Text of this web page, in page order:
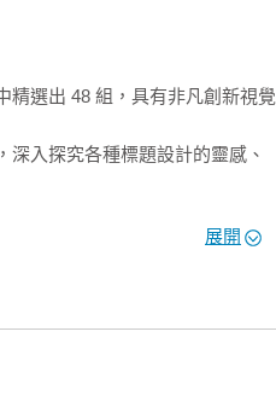
精選出 48 組，具有非凡創新視覺
入探究各種標題設計的靈感、
）│Sepidar Hosseini（瑞典）
Bazan（美國）│Design Bureau
Choi（韓國）│Dora
展開